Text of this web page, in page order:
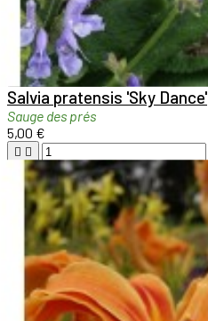
Aperçu rapide 
Salvia pratensis 'Sky Dance'
Sauge des prés
5,00 €
 
Ajouter au panier